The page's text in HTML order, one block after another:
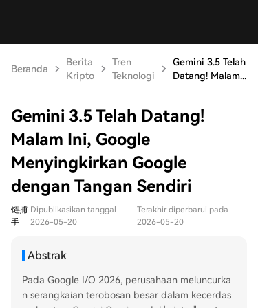
Beranda
Berita
Kripto
Tren
Teknologi
Gemini 3.5 Telah
Datang! Malam...
Gemini 3.5 Telah Datang!
Malam Ini, Google
Menyingkirkan Google
dengan Tangan Sendiri
链捕
手
Dipublikasikan tanggal
2026-05-20
Terakhir diperbarui pada
2026-05-20
Abstrak
Pada Google I/O 2026, perusahaan meluncurka
n serangkaian terobosan besar dalam kecerdas